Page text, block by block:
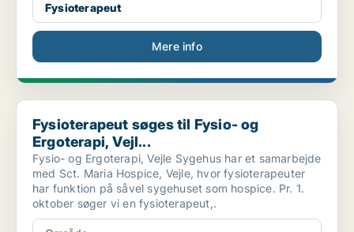
Fysioterapeut
Mere info
Fysioterapeut søges til Fysio- og Ergoterapi, Vejl...
Fysioterapeut søges til Fysio- og
Ergoterapi, Vejl...
Fysio- og Ergoterapi, Vejle Sygehus har et samarbejde
med Sct. Maria Hospice, Vejle, hvor fysioterapeuter
har funktion på såvel sygehuset som hospice. Pr. 1.
oktober søger vi en fysioterapeut,.